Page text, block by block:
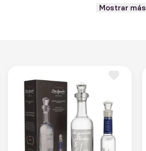
Mostrar más